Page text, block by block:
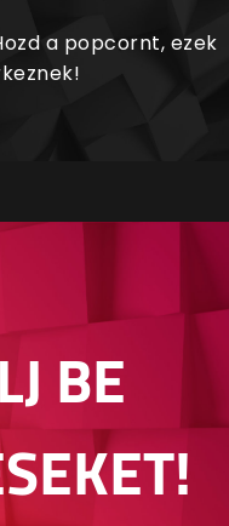
a popcornt, ezek
BE